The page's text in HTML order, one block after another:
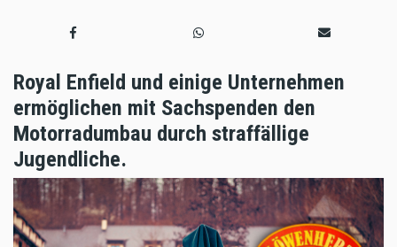
Royal Enfield und einige Unternehmen
ermöglichen mit Sachspenden den
Motorradumbau durch straffällige
Jugendliche.